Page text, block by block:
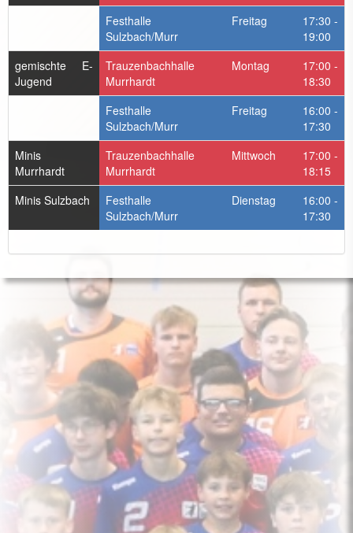
Festhalle
Sulzbach/Murr
Freitag
17:30 -
19:00
gemischte E-
Jugend
Trauzenbachhalle
Murrhardt
Montag
17:00 -
18:30
Festhalle
Sulzbach/Murr
Freitag
16:00 -
17:30
Minis
Murrhardt
Trauzenbachhalle
Murrhardt
Mittwoch
17:00 -
18:15
Minis Sulzbach
Festhalle
Sulzbach/Murr
Dienstag
16:00 -
17:30